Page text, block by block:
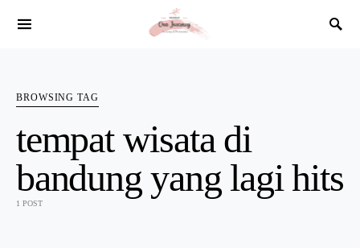
SEARCH FOR:
BROWSING TAG
tempat wisata di
bandung yang lagi hits
1 POST